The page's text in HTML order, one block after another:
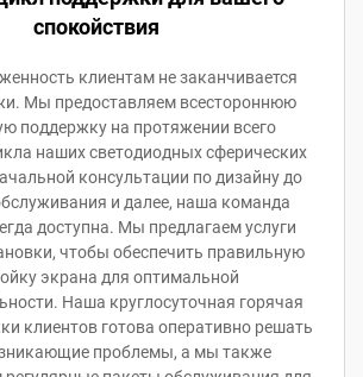
спокойствия
клиентам не заканчивается
Мы предоставляем всестороннюю
поддержку на протяжении всего
наших светодиодных сферических
консультации по дизайну до
и далее, наша команда
доступна. Мы предлагаем услуги
чтобы обеспечить правильную
экрана для оптимальной
Наша круглосуточная горячая
клиентов готова оперативно решать
проблемы, а мы также